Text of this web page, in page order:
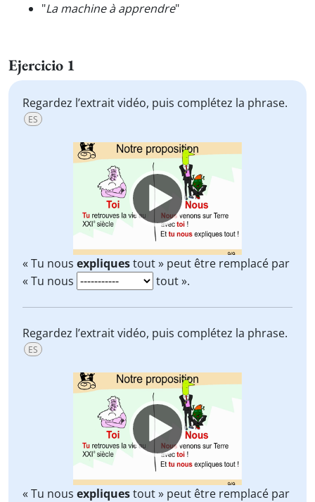
"La machine à apprendre"
Ejercicio 1
Regardez l’extrait vidéo, puis complétez la phrase.
ES
Video
Player
« Tu nous expliquestout » peut être remplacé par
« Tu nous
tout ».
Regardez l’extrait vidéo, puis complétez la phrase.
ES
Video
Player
« Tu nous expliquestout » peut être remplacé par